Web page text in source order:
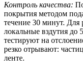
Контроль качества:
покрытия методом
течение 30 минут.
локальные вздутия до
тестируют на
резко отрывают:
ленте.